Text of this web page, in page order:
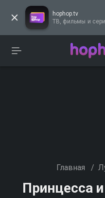
hophop.tv
ТВ, фильмы и
Главная /
Принцесса